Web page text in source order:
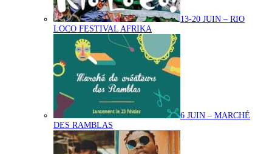
13-20 JUIN – RIO
LOCO FESTIVAL AFRIKA
6 JUIN – MARCHÉ
DES RAMBLAS